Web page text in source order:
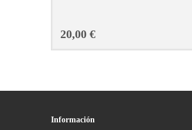
20,00 €
Información